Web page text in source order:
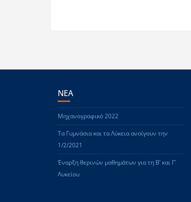
ΝΕΑ
Μηχανογραφικό 2022
Τα Γυμνάσια και τα Λύκεια ανοίγουν την
1/2/2021
Έναρξη θερινών μαθημάτων για τη Β’ και Γ’
Λυκείου